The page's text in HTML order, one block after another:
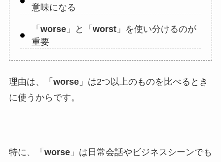
意味になる
「 worse」と「 worst」を使い分けるのが
重要
理由は、「 worse」は2つ以上のものを比べるとき
に使うからです。
特に、「 worse」は日常会話やビジネスシーンでも